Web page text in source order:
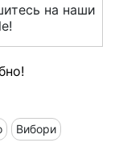
на наши
Вибори